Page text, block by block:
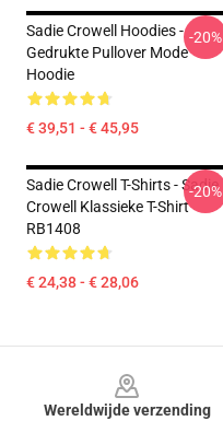
Sadie Crowell Hoodies -
Gedrukte Pullover Mode
Hoodie
€ 39,51 - € 45,95
-20%
Sadie Crowell T-Shirts - Sadie
Crowell Klassieke T-Shirt
RB1408
€ 24,38 - € 28,06
-20%
Wereldwijde verzending